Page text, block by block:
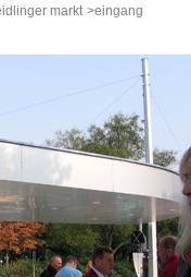
markt >eingang